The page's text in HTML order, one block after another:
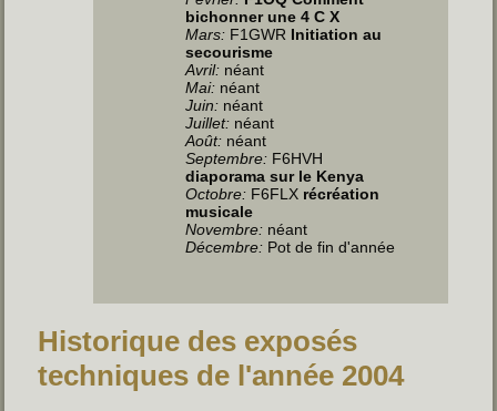
bichonner une 4 C X
Mars: F1GWR Initiation au
secourisme
Avril: néant
Mai: néant
Juin: néant
Juillet: néant
Août: néant
Septembre: F6HVH
diaporama sur le Kenya
Octobre: F6FLX récréation
musicale
Novembre: néant
Décembre: Pot de fin d'année
Historique des exposés
techniques de l'année 2004